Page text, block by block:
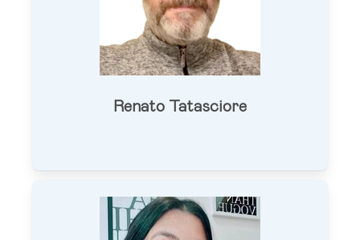
Renato Tatasciore